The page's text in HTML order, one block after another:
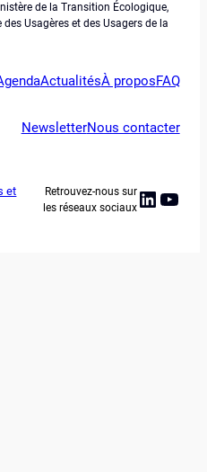
de la Transition Écologique,
Usagères et des Usagers de la
ActualitésÀ proposFAQ
NewsletterNous contacter
et
Retrouvez-nous sur
les réseaux sociaux